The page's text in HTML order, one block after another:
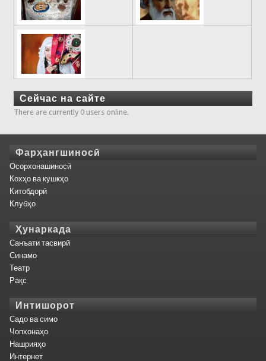
Сейчас на сайте
There are currently 0 users online.
Фарҳангшиносӣ
Осорхонашиносӣ
Кохҳо ва кушкҳо
Китобдорӣ
Клубҳо
Ҳунаркада
Санъати тасвирӣ
Синамо
Театр
Рақс
Интишорот
Садо ва симо
Чопхонаҳо
Нашрияҳо
Интернет